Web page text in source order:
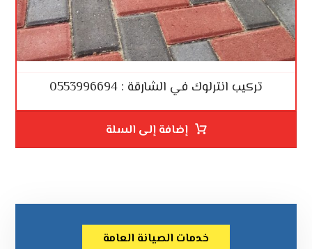
تركيب انترلوك في الشارقة : 0553996694
إضافة إلى السلة
خدمات الصيانة العامة